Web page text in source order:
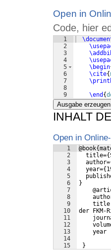
Open in
Code, hier
1
2
3
4
5
6
7
8
9
\begin
\cite{
\end {
Ausgabe erzeugen
INHALT
Open in
1
2
3
4
5
6
7
8
9
10
11
12
13
14
15
}
der
year
}